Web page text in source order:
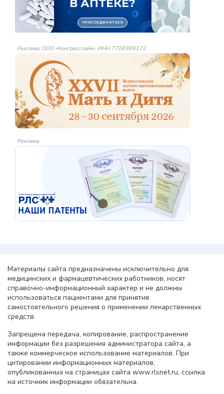
Реклама: ООО «Конгресслайн», ИНН 7708369172
Реклама
Материалы сайта предназначены исключительно для
медицинских и фармацевтических работников, носят
справочно-информационный характер и не должны
использоваться пациентами для принятия
самостоятельного решения о применении лекарственных
средств.
Запрещена передача, копирование, распространение
информации без разрешения администратора сайта, а
также коммерческое использование материалов. При
цитировании информационных материалов,
опубликованных на страницах сайта www.rlsnet.ru, ссылка
на источник информации обязательна.